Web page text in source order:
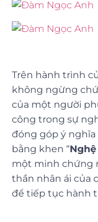
Trên hành trình
không ngừng
của một người
công trong sự
đóng góp ý
bằng khen “
một minh chứng
thần nhân ái của
để tiếp tục hành